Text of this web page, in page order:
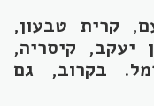
קרית טבעון,
יעקב, קיסריה,
בקרוב, גם